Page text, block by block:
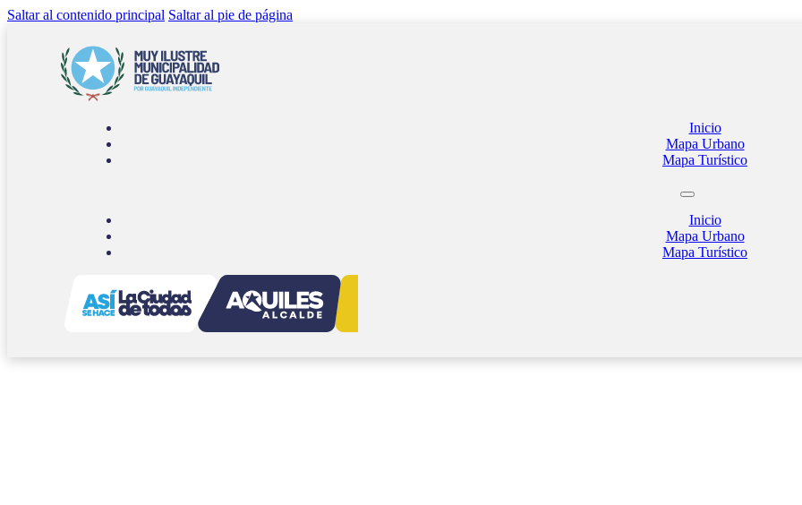
Saltar al contenido principal Saltar al pie de página
Inicio
Mapa Urbano
Mapa Turístico
Inicio
Mapa Urbano
Mapa Turístico